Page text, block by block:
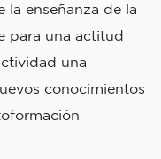
la enseñanza de la
para una actitud
una
conocimientos